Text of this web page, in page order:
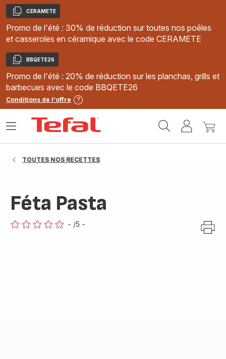
Copier
CERAMETE
Promo de l'été : 30% de réduction sur toutes nos poêles
et casseroles en céramique avec le code CERAMETE
Copier
BBQETE26
Promo de l'été : 20% de réduction sur les planchas, grills et
barbecues avec le code BBQETE26
Conditions de l'offre
MonMon
Ouvrir
TOUTES NOS RECETTES
Féta Pasta
- /5 -